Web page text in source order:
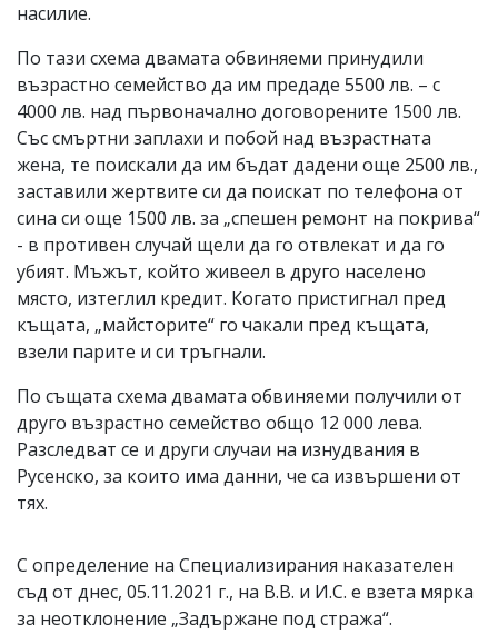
насилие.
По тази схема двамата обвиняеми принудили
възрастно семейство да им предаде 5500 лв. – с
4000 лв. над първоначално договорените 1500 лв.
Със смъртни заплахи и побой над възрастната
жена, те поискали да им бъдат дадени още 2500 лв.,
заставили жертвите си да поискат по телефона от
сина си още 1500 лв. за „спешен ремонт на покрива“
- в противен случай щели да го отвлекат и да го
убият. Мъжът, който живеел в друго населено
място, изтеглил кредит. Когато пристигнал пред
къщата, „майсторите“ го чакали пред къщата,
взели парите и си тръгнали.
По същата схема двамата обвиняеми получили от
друго възрастно семейство общо 12 000 лева.
Разследват се и други случаи на изнудвания в
Русенско, за които има данни, че са извършени от
тях.
С определение на Специализирания наказателен
съд от днес, 05.11.2021 г., на В.В. и И.С. е взета мярка
за неотклонение „Задържане под стража“.